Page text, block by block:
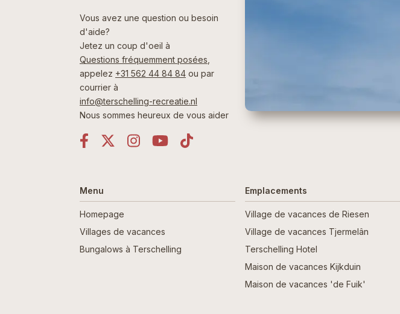
Vous avez une question ou besoin
d'aide?
Jetez un coup d'oeil à
Questions fréquemment posées
appelez +31 562 44 84 84 ou par
courrier à
info@terschelling-recreatie.nl
Nous sommes heureux de vous aider
Menu
Homepage
Villages de vacances
Bungalows à Terschelling
Emplacements
Village de vacances de Riesen
Village de vacances Tjermelân
Terschelling Hotel
Maison de vacances Kijkduin
Maison de vacances 'de Fuik'